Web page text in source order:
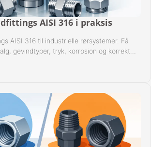
AISI 316 i praksis
AISI 316 til industrielle rørsystemer. Få
gevindtyper, tryk, korrosion og korrekt